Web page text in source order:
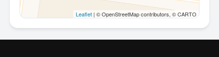
Leaflet | © OpenStreetMap contributors, © CARTO